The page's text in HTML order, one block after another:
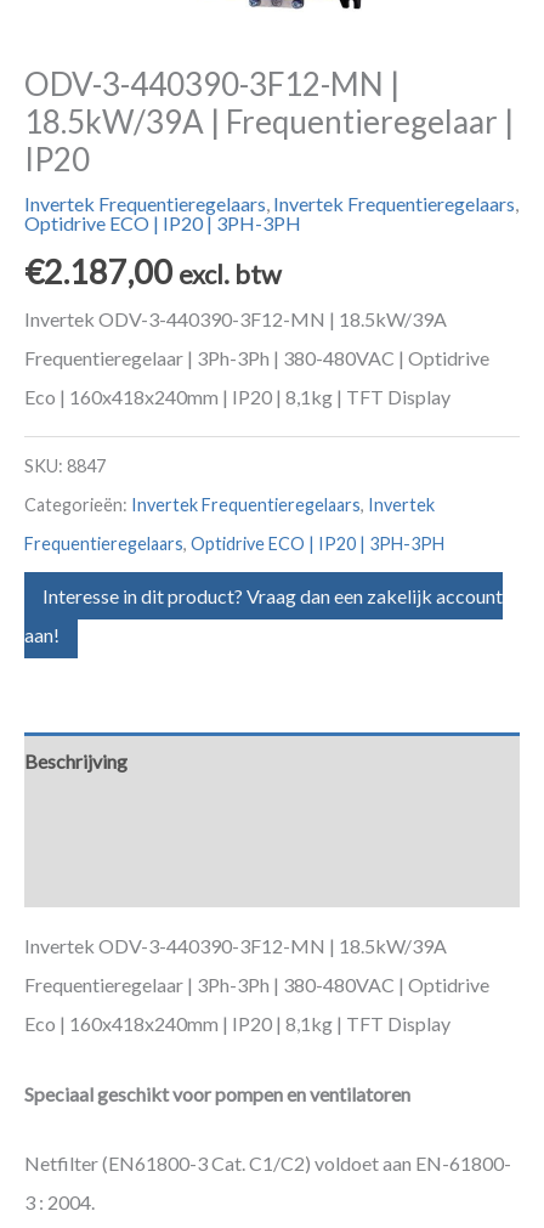
ODV-3-440390-3F12-MN |
18.5kW/39A | Frequentieregelaar |
IP20
Invertek Frequentieregelaars, Invertek Frequentieregelaars,
Optidrive ECO | IP20 | 3PH-3PH
€2.187,00 excl. btw
Invertek ODV-3-440390-3F12-MN | 18.5kW/39A
Frequentieregelaar | 3Ph-3Ph | 380-480VAC | Optidrive
Eco | 160x418x240mm | IP20 | 8,1kg | TFT Display
SKU: 8847
Categorieën: Invertek Frequentieregelaars, Invertek
Frequentieregelaars, Optidrive ECO | IP20 | 3PH-3PH
Interesse in dit product? Vraag dan een zakelijk account
aan!
Beschrijving
Invertek ODV-3-440390-3F12-MN | 18.5kW/39A
Frequentieregelaar | 3Ph-3Ph | 380-480VAC | Optidrive
Eco | 160x418x240mm | IP20 | 8,1kg | TFT Display
Speciaal geschikt voor pompen en ventilatoren
Netfilter (EN61800-3 Cat. C1/C2) voldoet aan EN-61800-
3 : 2004.